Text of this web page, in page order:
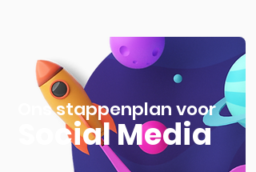
Ons stappenplan voor
Social Media